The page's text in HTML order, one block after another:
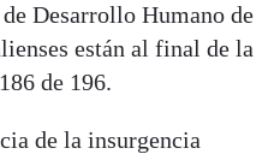
Desarrollo Humano de
están al final de la
de 196.
de la insurgencia